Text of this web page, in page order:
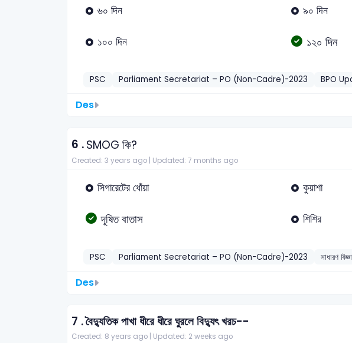
৬০ দিন ৯০ দিন
১০০ দিন ১২০ দিন
PSC Parliament Secretariat – PO (Non-Cadre)-2023 BPO
Des
6 .SMOG কি?
Created: 3 years ago | Updated: 7 months ago
সিগারেটের ধোঁয়া কুয়াশা
দূষিত বাতাস শিশির
PSC Parliament Secretariat – PO (Non-Cadre)-2023 সাধারণ
Des
7 .বৈদ্যুতিক পাখা ধীরে ধীরে ঘুরলে বিদ্যুৎ খরচ--
Created: 8 years ago | Updated: 2 weeks ago